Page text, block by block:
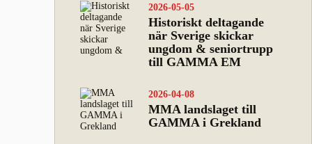
Historiskt deltagande
när Sverige skickar
ungdom & seniortrupp
till GAMMA EM
2026-05-05
MMA landslaget till
GAMMA i Grekland
2026-04-08